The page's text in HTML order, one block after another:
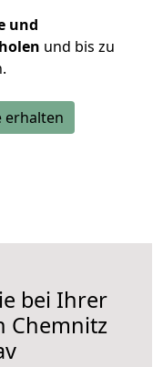
und
und bis zu
erhalten
bei Ihrer
Chemnitz